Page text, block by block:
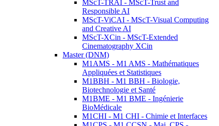
MScT-TRAI - MScT-Trust and
Responsible AI
MScT-ViCAI - MScT-Visual Computing
and Creative AI
MScT-XCin - MScT-Extended
Cinematography XCin
Master (DNM)
M1AMS - M1 AMS - Mathématiques
Appliquées et Statistiques
M1BBH - M1 BBH - Biologie,
Biotechnologie et Santé
M1BME - M1 BME - Ingénierie
BioMédicale
M1CHI - M1 CHI - Chimie et Interfaces